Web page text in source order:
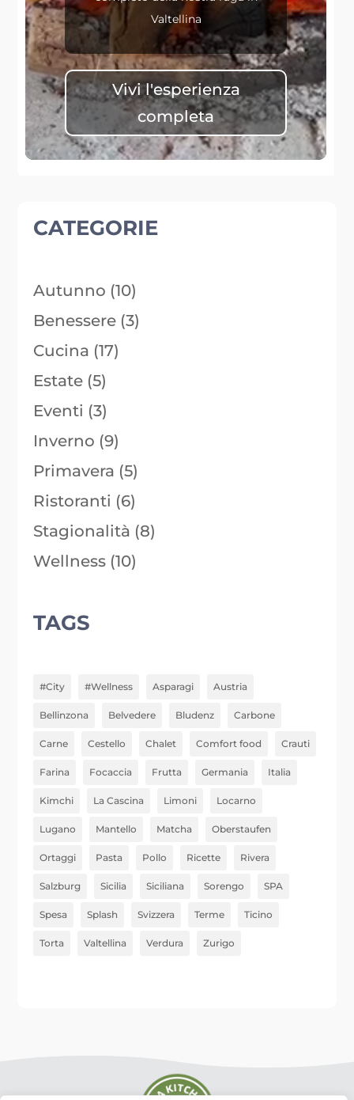
Valtellina
Vivi l'esperienza
completa
CATEGORIE
Autunno (10)
Benessere (3)
Cucina (17)
Estate (5)
Eventi (3)
Inverno (9)
Primavera (5)
Ristoranti (6)
Stagionalità (8)
Wellness (10)
TAGS
#City #Wellness Asparagi Austria
Bellinzona Belvedere Bludenz Carbone
Carne Cestello Chalet Comfort food Crauti
Farina Focaccia Frutta Germania Italia
Kimchi La Cascina Limoni Locarno
Lugano Mantello Matcha Oberstaufen
Ortaggi Pasta Pollo Ricette Rivera
Salzburg Sicilia Siciliana Sorengo SPA
Spesa Splash Svizzera Terme Ticino
Torta Valtellina Verdura Zurigo